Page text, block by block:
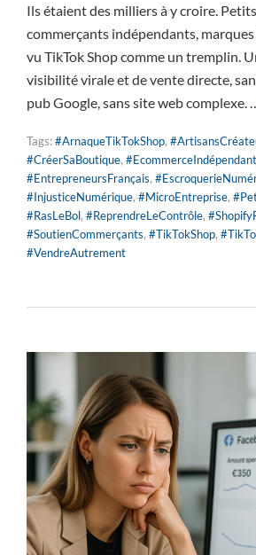
Ils étaient des milliers à y croire.
commerçants indépendants,
vu TikTok Shop comme un tremplin.
visibilité virale et de vente directe,
pub Google, sans site web complexe.
Tags:#ArnaqueTikTokShop,
#CréerSaBoutique, #EcommerceIndépendant
#EntrepreneursFrançais,
#InjusticeNumérique, #MicroEntreprise,
#RasLeBol, #ReprendreLeContrôle,
#SoutienCommerçants, #TikTokShop,
#VendreAutrement